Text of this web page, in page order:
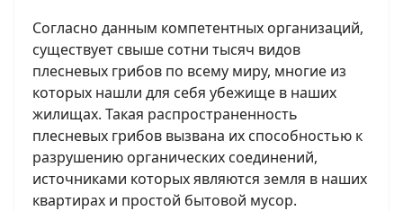
Согласно данным компетентных организаций,
существует свыше сотни тысяч видов
плесневых грибов по всему миру, многие из
которых нашли для себя убежище в наших
жилищах. Такая распространенность
плесневых грибов вызвана их способностью к
разрушению органических соединений,
источниками которых являются земля в наших
квартирах и простой бытовой мусор.